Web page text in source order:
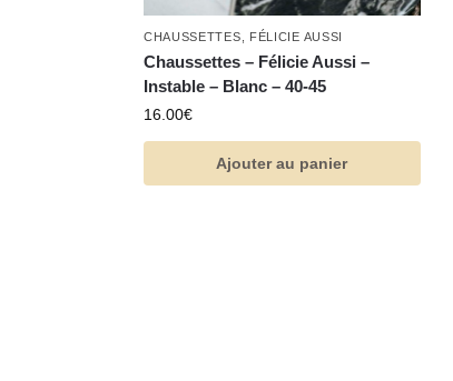
CHAUSSETTES, FÉLICIE AUSSI
Chaussettes – Félicie Aussi –
Instable – Blanc – 40-45
16.00€
Ajouter au panier